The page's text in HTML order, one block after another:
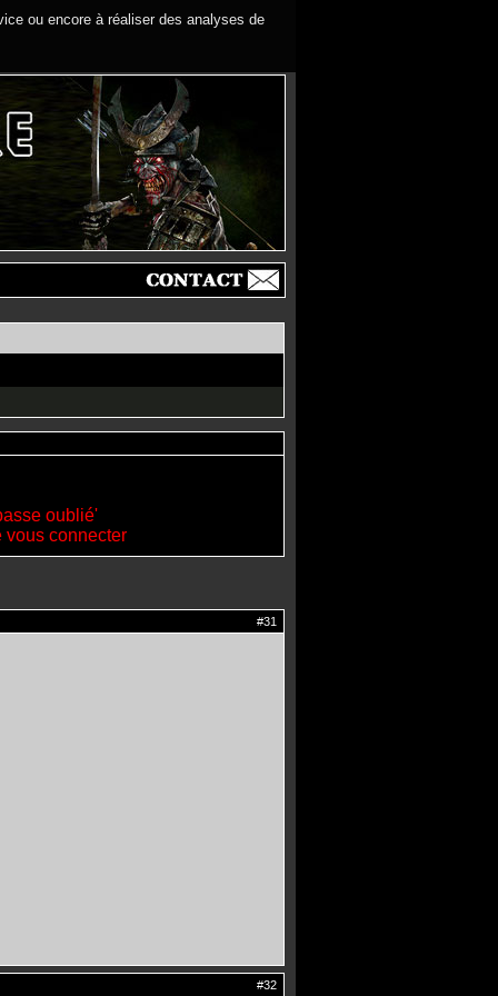
ou encore à réaliser des analyses de
oublié'
vous connecter
#31
#32